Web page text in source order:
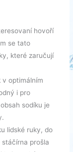
hovoří
se tato
které zaručují
v optimálním
i pro
sodíku je
lidské ruky, do
prošla